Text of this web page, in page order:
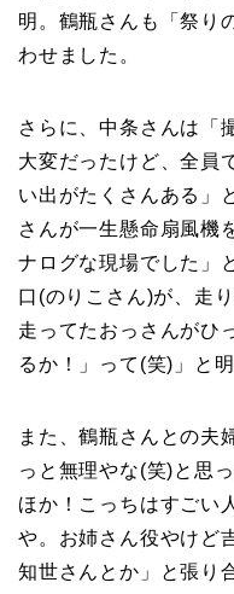
明。鶴瓶さんも「祭り
わせました。
さらに、中条さんは「
大変だったけど、全員
い出がたくさんある」
さんが一生懸命扇風機
ナログな現場でした」
口(のりこさん)が、走
走ってたおっさんがひ
るか！」って(笑)」と
また、鶴瓶さんとの夫
っと無理やな(笑)と思
ほか！こっちはすごい
や。お姉さん役やけど
知世さんとか」と張り